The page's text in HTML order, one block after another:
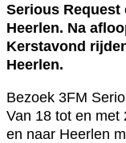
Serious Request
Heerlen. Na
Kerstavond
Heerlen.
Bezoek 3FM
Van 18 tot en met
en naar Heerlen